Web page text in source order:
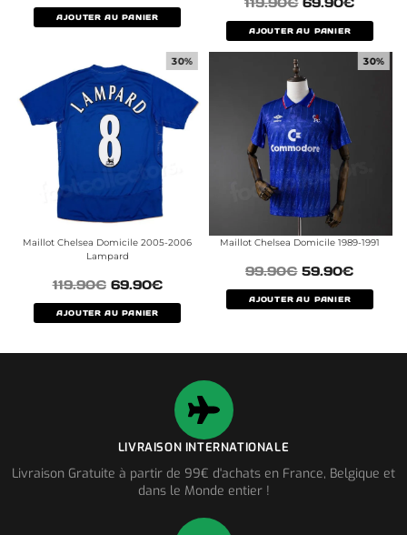
AJOUTER AU PANIER
AJOUTER AU PANIER
30%
Maillot Chelsea Domicile 2005-2006
Lampard
119.90€ 69.90€
AJOUTER AU PANIER
30%
Maillot Chelsea Domicile 1989-1991
99.90€ 59.90€
AJOUTER AU PANIER
LIVRAISON INTERNATIONALE
Livraison Gratuite à partir de 99€ d'achats en France, Belgique et
dans le Monde entier !